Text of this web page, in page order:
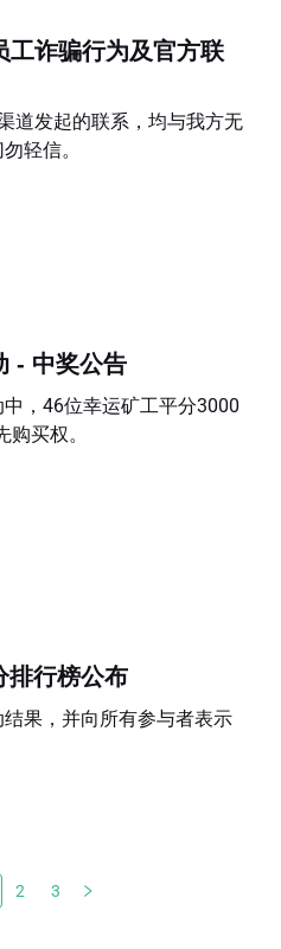
诈骗行为及官方联
道发起的联系，均与我方无
轻信。
- 中奖公告
，46位幸运矿工平分3000
购买权。
排行榜公布
果，并向所有参与者表示
2 3